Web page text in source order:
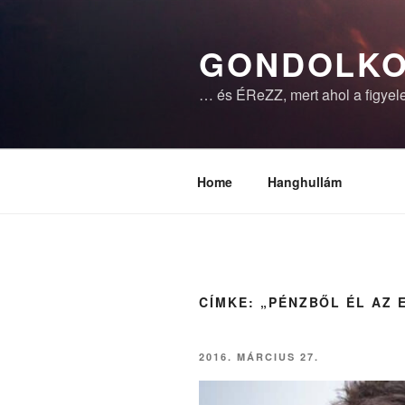
… és ÉReZZ, mert ahol a
Home Hanghullám
CÍMKE: „PÉNZBŐL ÉL AZ
BEKÜLDVE:
2016. MÁRCIUS 27.